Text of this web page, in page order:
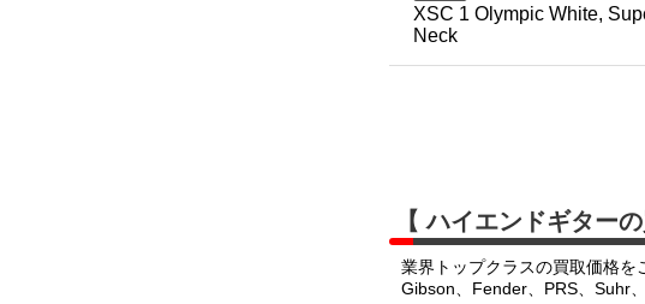
XSC 1 Olympic White,
Neck
【 ハイエンドギター
業界トップクラスの買取価格を
Gibson、Fender、PRS、Suhr